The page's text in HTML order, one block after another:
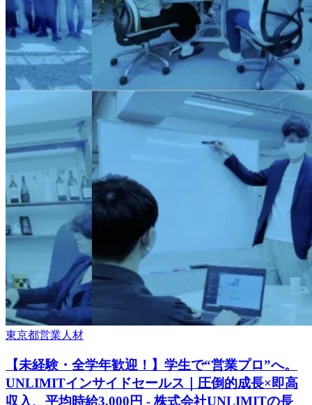
東京都営業人材
【未経験・全学年歓迎！】学生で“営業プロ”へ。
UNLIMITインサイドセールス｜圧倒的成長×即高
収入、平均時給3,000円 - 株式会社UNLIMITの長